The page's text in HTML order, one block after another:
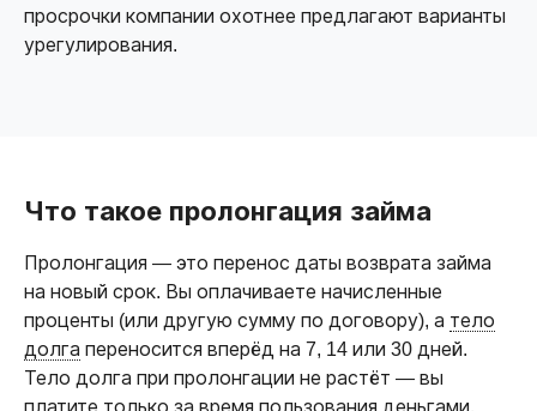
просрочки компании охотнее предлагают варианты
урегулирования.
Что такое пролонгация займа
Пролонгация — это перенос даты возврата займа
на новый срок. Вы оплачиваете начисленные
проценты (или другую сумму по договору), а тело
долга переносится вперёд на 7, 14 или 30 дней.
Тело долга при пролонгации не растёт — вы